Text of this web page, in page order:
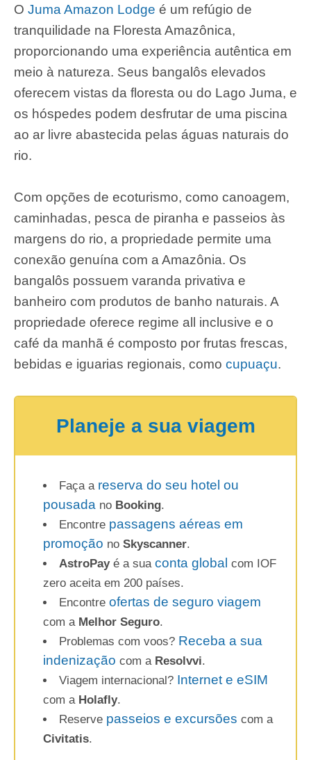
O Juma Amazon Lodge é um refúgio de
tranquilidade na Floresta Amazônica,
proporcionando uma experiência autêntica em
meio à natureza. Seus bangalôs elevados
oferecem vistas da floresta ou do Lago Juma, e
os hóspedes podem desfrutar de uma piscina
ao ar livre abastecida pelas águas naturais do
rio.
Com opções de ecoturismo, como canoagem,
caminhadas, pesca de piranha e passeios às
margens do rio, a propriedade permite uma
conexão genuína com a Amazônia. Os
bangalôs possuem varanda privativa e
banheiro com produtos de banho naturais. A
propriedade oferece regime all inclusive e o
café da manhã é composto por frutas frescas,
bebidas e iguarias regionais, como cupuaçu.
Planeje a sua viagem
Faça a reserva do seu hotel ou
pousada no Booking.
Encontre passagens aéreas em
promoção no Skyscanner.
AstroPayé a sua conta global com IOF
zero aceita em 200 países.
Encontre ofertas de seguro viagem
com a Melhor Seguro.
Problemas com voos? Receba a sua
indenização com a Resolvvi.
Viagem internacional? Internet e eSIM
com a Holafly.
Reserve passeios e excursões com a
Civitatis.